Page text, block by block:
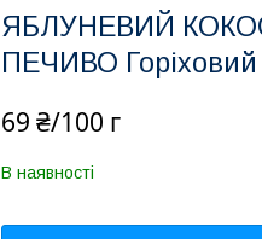
ЯБЛУНЕВИЙ
ПЕЧИВО Горіховий
69 ₴/100 г
В наявності